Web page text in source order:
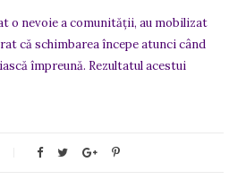
o nevoie a comunității, au mobilizat
că schimbarea începe atunci când
împreună. Rezultatul acestui